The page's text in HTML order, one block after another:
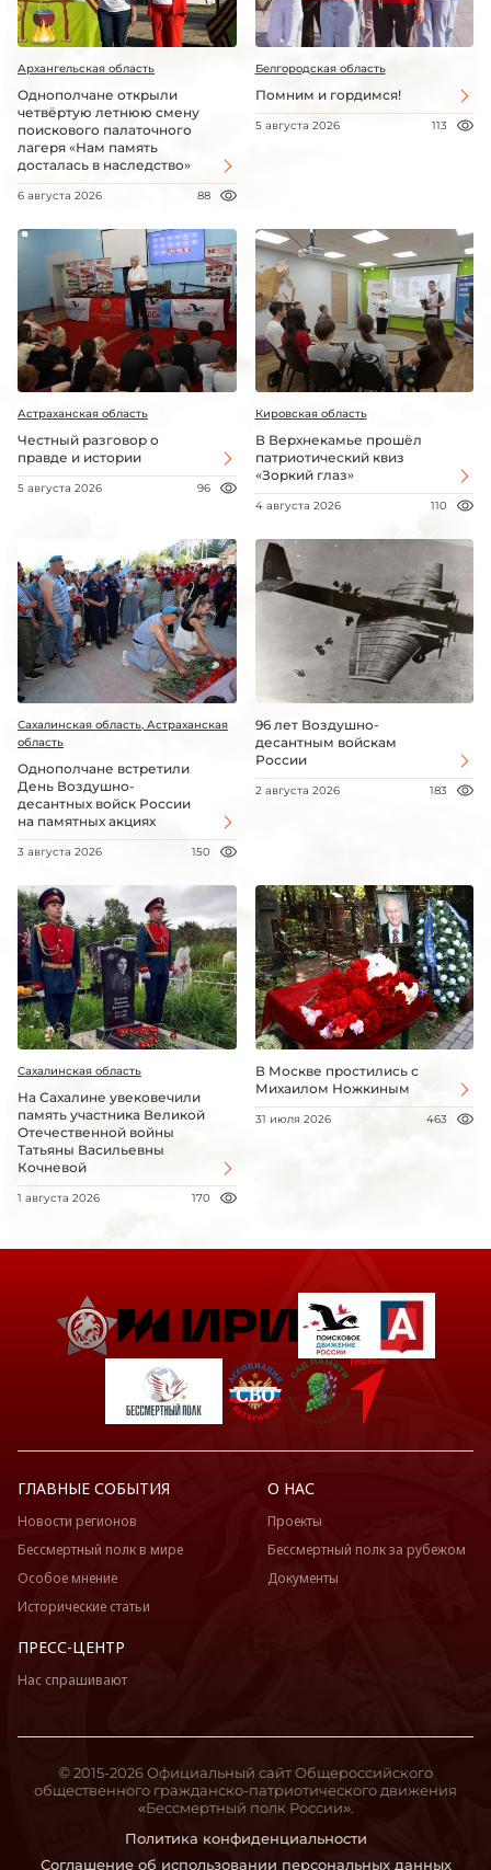
Архангельская область
Однополчане открыли
четвёртую летнюю смену
поискового палаточного
лагеря «Нам память
досталась в наследство»
6 августа 2026 88
Белгородская область
Помним и гордимся!
5 августа 2026 113
Астраханская область
Честный разговор о
правде и истории
5 августа 2026 96
Кировская область
В Верхнекамье прошёл
патриотический квиз
«Зоркий глаз»
4 августа 2026 110
Сахалинская область, Астраханская
область
Однополчане встретили
День Воздушно-
десантных войск России
на памятных акциях
3 августа 2026 150
96 лет Воздушно-
десантным войскам
России
2 августа 2026 183
Сахалинская область
На Сахалине увековечили
память участника Великой
Отечественной войны
Татьяны Васильевны
Кочневой
1 августа 2026 170
В Москве простились с
Михаилом Ножкиным
31 июля 2026 463
ГЛАВНЫЕ СОБЫТИЯ
Новости регионов
Бессмертный полк в мире
Особое мнение
Исторические статьи
О НАС
Проекты
Бессмертный полк за рубежом
Документы
ПРЕСС-ЦЕНТР
Нас спрашивают
Политика конфиденциальности
Соглашение об использовании персональных данных
© 2015-2026 Официальный сайт Общероссийского
общественного гражданско-патриотического движения
«Бессмертный полк России».